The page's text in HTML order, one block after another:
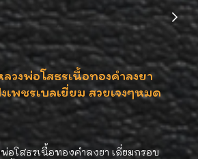
งพ่อโสธรเนื้อทองคำลงยา
เพชรเบลเยี่ยม สวยเจงๆหมด
โสธรเนื้อทองคำลงยา เลี่ยมกรอบ